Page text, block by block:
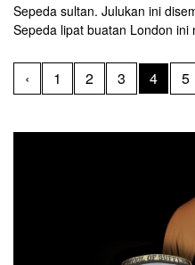
Sepeda sultan. Julukan ini
Sepeda lipat buatan London
normal.
‹ 1 2 3 4 5